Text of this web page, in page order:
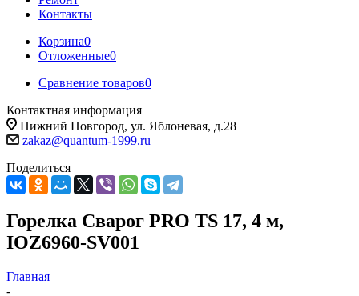
Контакты
Корзина0
Отложенные0
Сравнение товаров0
Контактная информация
Нижний Новгород, ул. Яблоневая, д.28
zakaz@quantum-1999.ru
Поделиться
Горелка Сварог PRO TS 17, 4 м,
IOZ6960-SV001
Главная
-